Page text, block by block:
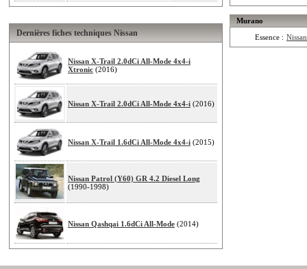
Dernières fiches techniques Nissan
Nissan X-Trail 2.0dCi All-Mode 4x4-i
Xtronic (2016)
Nissan X-Trail 2.0dCi All-Mode 4x4-i (2016)
Nissan X-Trail 1.6dCi All-Mode 4x4-i (2015)
Nissan Patrol (Y60) GR 4.2 Diesel Long
(1990-1998)
Nissan Qashqai 1.6dCi All-Mode (2014)
Murano
Essence :